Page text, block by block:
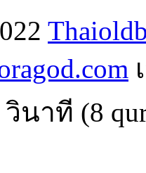
วินาที (8